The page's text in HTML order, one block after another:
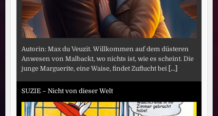
Autorin: Max du Veuzit. Willkommen auf dem düsteren
Anwesen von Malbackt, wo nichts ist, wie es scheint. Die
junge Marguerite, eine Waise, findet Zuflucht bei [...]
SUZIE – Nicht von dieser Welt